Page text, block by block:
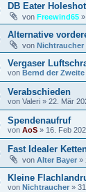
DB Eater
von Freewind65 »
Alternative
von Nichtraucher
Vergaser
von Bernd der Zweite
Verabschieden
von Valeri » 22. Mär
Spendenaufruf
von AoS » 16. Feb
Fast Idealer
von Alter Bayer »
Kleine
von Nichtraucher »